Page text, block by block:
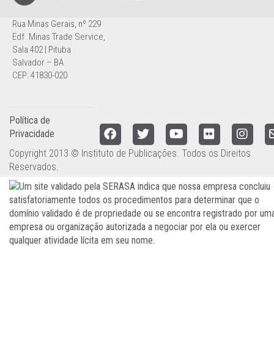
Rua Minas Gerais, nº 229
Edf. Minas Trade Service,
Sala 402 | Pituba
Salvador – BA
CEP: 41830-020
Política de
Privacidade
Copyright 2013 © Instituto de Publicações. Todos os Direitos
Reservados.